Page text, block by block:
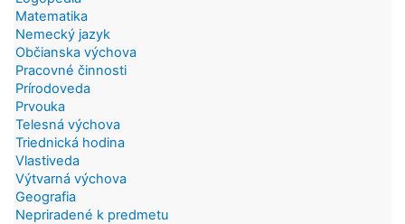
Matematika
Nemecký jazyk
Občianska výchova
Pracovné činnosti
Prírodoveda
Prvouka
Telesná výchova
Triednická hodina
Vlastiveda
Výtvarná výchova
Geografia
Nepriradené k predmetu